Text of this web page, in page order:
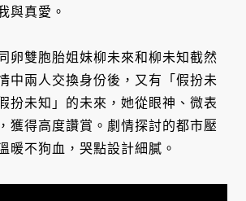
與真愛。
卵雙胞胎姐妹柳未來和柳未知截然
中兩人交換身份後，又有「假扮未
扮未知」的未來，她從眼神、微表
獲得高度讚賞。劇情探討的都市壓
暖不狗血，哭點設計細膩。